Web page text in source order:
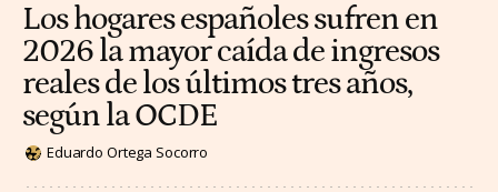
Los hogares españoles sufren en
2026 la mayor caída de ingresos
reales de los últimos tres años,
según la OCDE
Eduardo Ortega Socorro